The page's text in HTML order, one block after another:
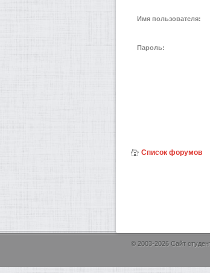
Имя пользователя:
Пароль:
Список форумов
© 2003-2026 Сайт